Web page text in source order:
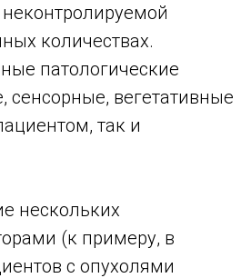
количествах.
патологические
сенсорные, вегетативные
так и
нескольких
(к примеру, в
с опухолями